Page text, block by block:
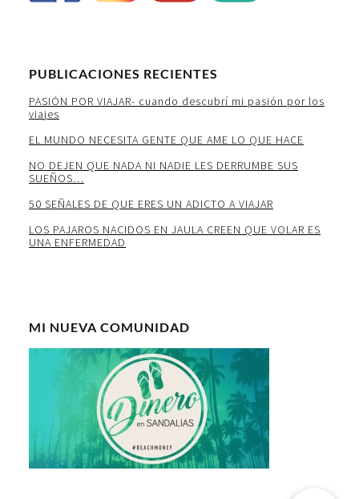
PUBLICACIONES RECIENTES
PASIÓN POR VIAJAR- cuando descubrí mi pasión por los
viajes
EL MUNDO NECESITA GENTE QUE AME LO QUE HACE
NO DEJEN QUE NADA NI NADIE LES DERRUMBE SUS
SUEÑOS…
50 SEÑALES DE QUE ERES UN ADICTO A VIAJAR
LOS PAJAROS NACIDOS EN JAULA CREEN QUE VOLAR ES
UNA ENFERMEDAD
MI NUEVA COMUNIDAD